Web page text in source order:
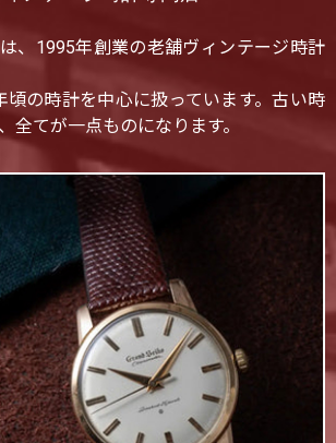
、1995年創業の老舗ヴィンテージ時計
頃の時計を中心に扱っています。古い時
全てが一点ものになります。